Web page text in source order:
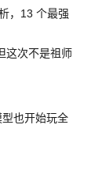
，13 个最强
这次不是祖师
也开始玩全